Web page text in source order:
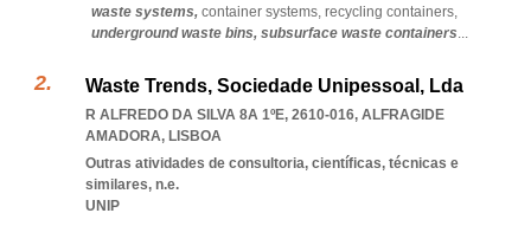
waste systems, container systems, recycling containers,
underground waste bins, subsurface waste containers...
Waste Trends, Sociedade Unipessoal, Lda
R ALFREDO DA SILVA 8A 1ºE, 2610-016, ALFRAGIDE
AMADORA, LISBOA
Outras atividades de consultoria, científicas, técnicas e
similares, n.e.
UNIP